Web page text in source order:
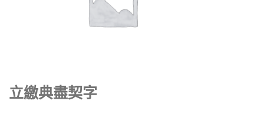
立繳典盡契字